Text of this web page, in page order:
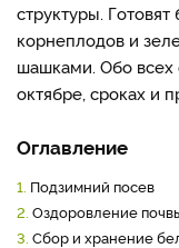
структуры.
корнеплодов и
шашками. Обо всех
октябре, сроках и
Оглавление
1. Подзимний посев
2. Оздоровление
3. Сбор и хранение